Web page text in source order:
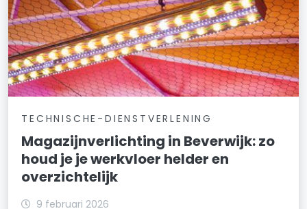
TECHNISCHE-DIENSTVERLENING
Magazijnverlichting in Beverwijk: zo
houd je je werkvloer helder en
overzichtelijk
9 februari 2026